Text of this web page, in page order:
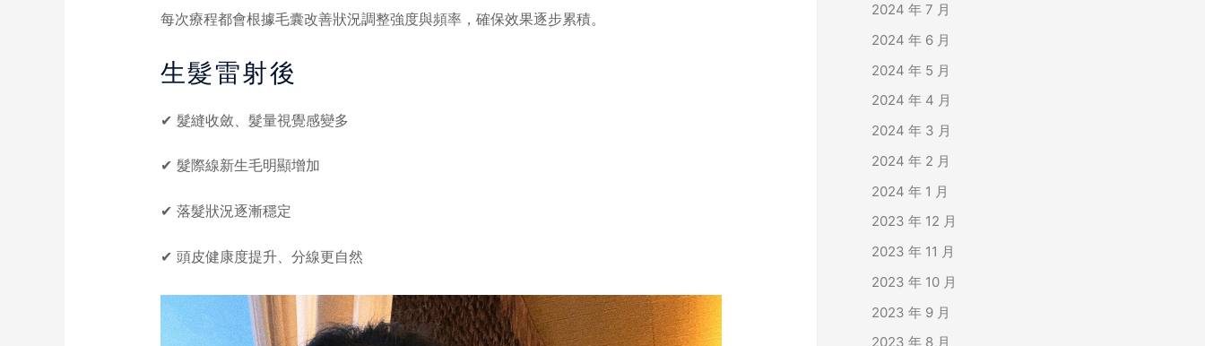
每次療程都會根據毛囊改善狀況調整強度與頻率，確保效果逐步累積。
生髮雷射後
✔ 髮縫收斂、髮量視覺感變多
✔ 髮際線新生毛明顯增加
✔ 落髮狀況逐漸穩定
✔ 頭皮健康度提升、分線更自然
2024 年 7 月
2024 年 6 月
2024 年 5 月
2024 年 4 月
2024 年 3 月
2024 年 2 月
2024 年 1 月
2023 年 12 月
2023 年 11 月
2023 年 10 月
2023 年 9 月
2023 年 8 月